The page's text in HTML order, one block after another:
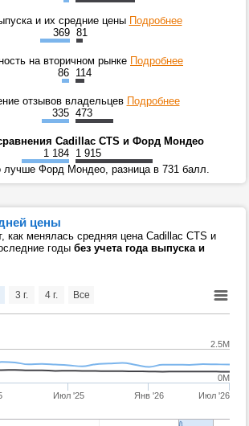
и их средние цены Подробнее
369 81
на вторичном рынке Подробнее
86 114
отзывов владельцев Подробнее
335 473
сравнения Cadillac CTS и Форд Мондео
1 184 1 915
лучше Форд Мондео, разница в 731 балл.
цены
как менялась средняя цена Cadillac CTS и
годы без учета года выпуска и
Июл '25 Янв '26 Июл '26
0M
2.5M
3 г. 4 г. Все